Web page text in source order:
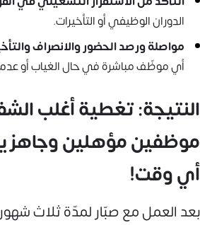
الدوران الوظيفي أو التأخيرات.
مواصلة ورصد الحضور والانصراف
أي موظّف مباشرة في حال الغياب أو عدم
النتيجة: تغطية أغلب
موظفين مؤهلين
أي وقت!
بعد العمل مع صبّار لمدّة ثلاث